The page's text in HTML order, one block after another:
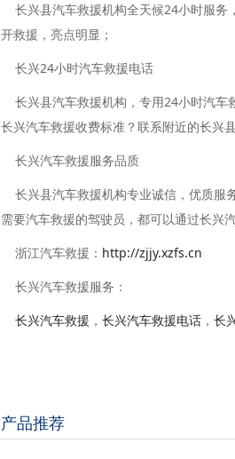
长兴县汽车救援机构全天候24小时服务
开救援，亮点明显；
长兴24小时汽车救援电话
长兴县汽车救援机构，专用24小时汽车
长兴汽车救援收费标准？联系附近的长兴
长兴汽车救援服务品质
长兴县汽车救援机构专业诚信，优质服
需要汽车救援的驾驶员，都可以通过长兴
浙江汽车救援： http://zjjy.xzfs.cn
长兴汽车救援服务：
长兴汽车救援 ， 长兴汽车救援电话 ， 长
产品推荐